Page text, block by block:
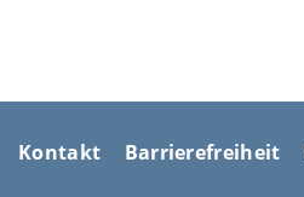
Kontakt Barrierefreiheit